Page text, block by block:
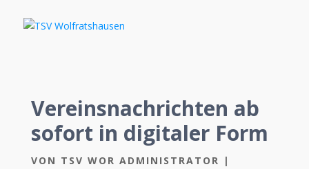
Vereinsnachrichten ab
sofort in digitaler Form
VON TSV WOR ADMINISTRATOR |